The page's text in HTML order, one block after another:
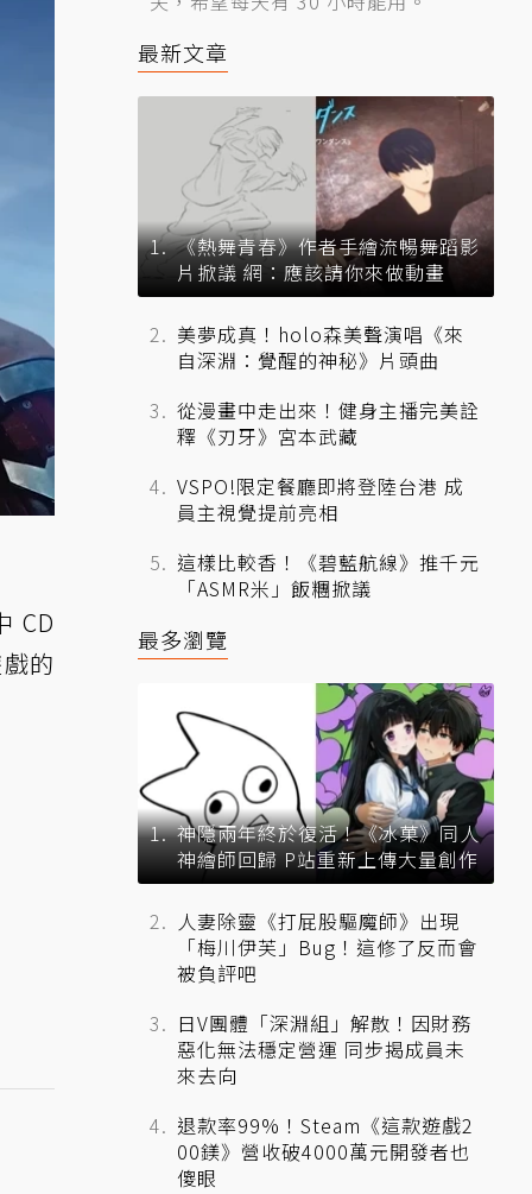
CD
的
最新文章
《熱舞青春》作者手繪流暢舞蹈影
片掀議 網：應該請你來做動畫
美夢成真！holo森美聲演唱《來
自深淵：覺醒的神秘》片頭曲
從漫畫中走出來！健身主播完美詮
釋《刃牙》宮本武藏
VSPO!限定餐廳即將登陸台港 成
員主視覺提前亮相
這樣比較香！《碧藍航線》推千元
「ASMR米」飯糰掀議
最多瀏覽
神隱兩年終於復活！《冰菓》同人
神繪師回歸 P站重新上傳大量創作
人妻除靈《打屁股驅魔師》出現
「梅川伊芙」Bug！這修了反而會
被負評吧
日V團體「深淵組」解散！因財務
惡化無法穩定營運 同步揭成員未
來去向
退款率99%！Steam《這款遊戲2
00鎂》營收破4000萬元開發者也
傻眼